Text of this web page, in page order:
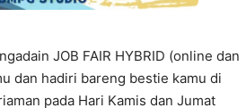
JOB FAIR HYBRID (online dan
dan hadiri bareng bestie kamu di
pada Hari Kamis dan Jumat